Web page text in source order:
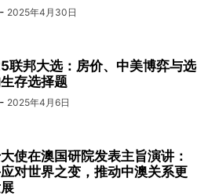
- 2025年4月30日
联邦大选：房价、中美博弈与选
存选择题
- 2025年4月6日
使在澳国研院发表主旨演讲：
对世界之变，推动中澳关系更